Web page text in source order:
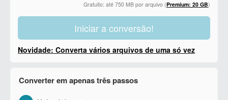
Gratuito: até 750 MB por arquivo (Premium: 20 GB)
Iniciar a conversão!
Novidade: Converta vários arquivos de uma só vez
Converter em apenas três passos